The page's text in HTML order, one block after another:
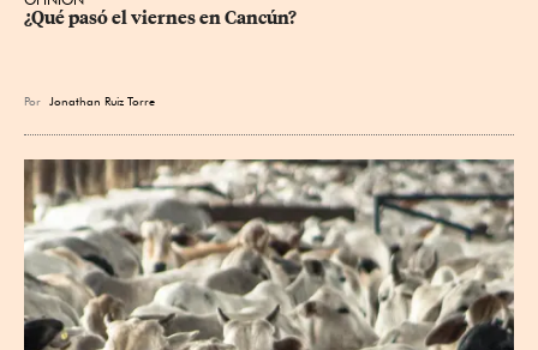
¿Qué pasó el viernes en Cancún?
Por Jonathan Ruiz Torre